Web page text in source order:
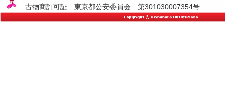
古物商許可証 東京都公安委員会 第301030007354号